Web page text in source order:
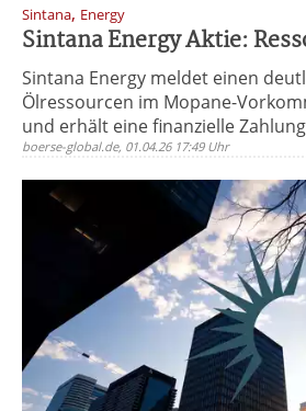
Sintana, Energy
Sintana Energy Aktie:
Sintana Energy meldet einen
Ölressourcen im Mopane-
und erhält eine finanzielle
boerse-global.de, 01.04.26 17:49 Uhr